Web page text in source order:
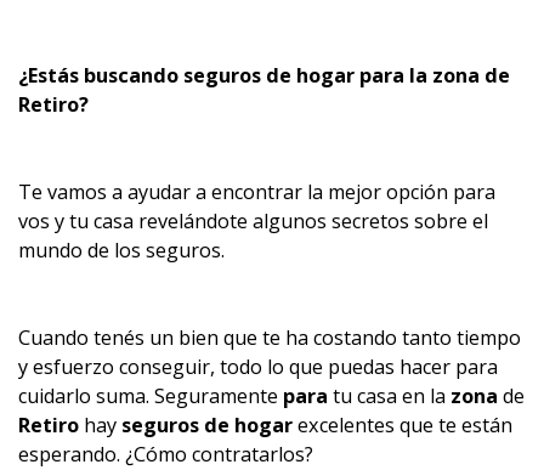
¿Estás buscando seguros de hogar para la zona de
Retiro?
Te vamos a ayudar a encontrar la mejor opción para
vos y tu casa revelándote algunos secretos sobre el
mundo de los seguros.
Cuando tenés un bien que te ha costando tanto tiempo
y esfuerzo conseguir, todo lo que puedas hacer para
cuidarlo suma. Seguramente para tu casa en la zona de
Retiro hay seguros de hogarexcelentes que te están
esperando. ¿Cómo contratarlos?